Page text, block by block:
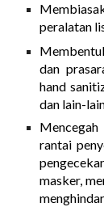
peralatan
dan
hand
dan lain-
rantai
masker,